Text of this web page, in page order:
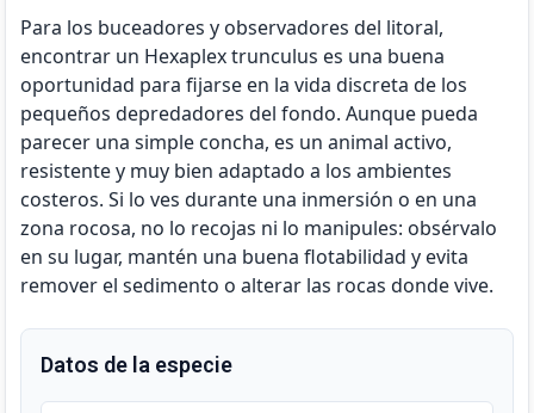
Para los buceadores y observadores del litoral,
encontrar un Hexaplex trunculus es una buena
oportunidad para fijarse en la vida discreta de los
pequeños depredadores del fondo. Aunque pueda
parecer una simple concha, es un animal activo,
resistente y muy bien adaptado a los ambientes
costeros. Si lo ves durante una inmersión o en una
zona rocosa, no lo recojas ni lo manipules: obsérvalo
en su lugar, mantén una buena flotabilidad y evita
remover el sedimento o alterar las rocas donde vive.
Datos de la especie